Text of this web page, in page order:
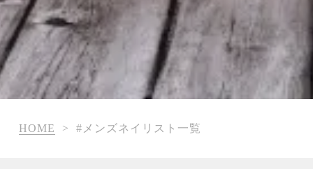
HOME > #メンズネイリスト一覧